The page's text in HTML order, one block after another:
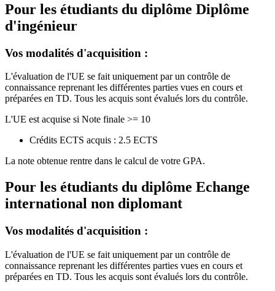
Pour les étudiants du diplôme Diplôme
d'ingénieur
Vos modalités d'acquisition :
L'évaluation de l'UE se fait uniquement par un contrôle de
connaissance reprenant les différentes parties vues en cours et
préparées en TD. Tous les acquis sont évalués lors du contrôle.
L'UE est acquise si Note finale >= 10
Crédits ECTS acquis : 2.5 ECTS
La note obtenue rentre dans le calcul de votre GPA.
Pour les étudiants du diplôme Echange
international non diplomant
Vos modalités d'acquisition :
L'évaluation de l'UE se fait uniquement par un contrôle de
connaissance reprenant les différentes parties vues en cours et
préparées en TD. Tous les acquis sont évalués lors du contrôle.